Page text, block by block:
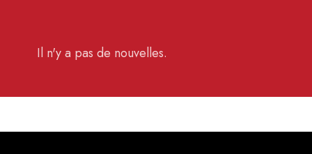
Il n'y a pas de nouvelles.